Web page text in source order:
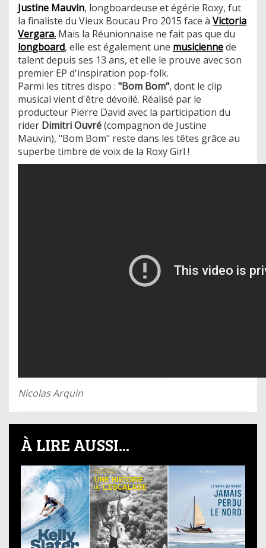
Justine Mauvin, longboardeuse et égérie Roxy, fut
la finaliste du Vieux Boucau Pro 2015 face à Victoria
Vergara. Mais la Réunionnaise ne fait pas que du
longboard, elle est également une musiciennede
talent depuis ses 13 ans, et elle le prouve avec son
premier EP d'inspiration pop-folk.
Parmi les titres dispo : "Bom Bom", dont le clip
musical vient d'être dévoilé. Réalisé par le
producteur Pierre David avec la participation du
rider Dimitri Ouvré(compagnon de Justine
Mauvin), "Bom Bom" reste dans les têtes grâce au
superbe timbre de voix de la Roxy Girl !
Nicolas Arquin
À LIRE AUSSI...